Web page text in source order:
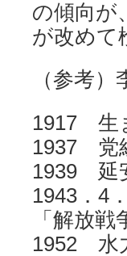
の傾向が
が改めて
（参考）
1917 生
1937 党
1939 延
1943．4
「解放
1952 水